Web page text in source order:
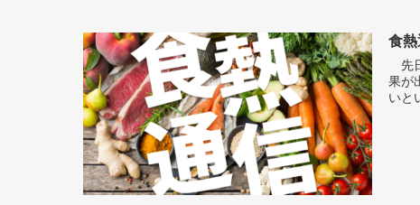
食
先
果が
いと